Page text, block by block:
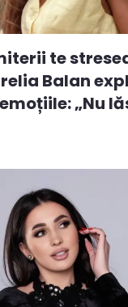
te
Balan
„Nu